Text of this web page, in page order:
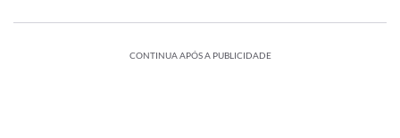
CONTINUA APÓS A PUBLICIDADE